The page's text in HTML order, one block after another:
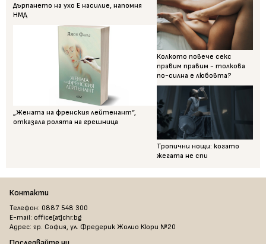
Дърпането на ухо Е насилие, напомня
НМД
„Жената на френския лейтенант“,
отказала ролята на грешница
Колкото повече секс
правим правим - толкова
по-силна е любовта?
Тропични нощи: когато
жегата не спи
Контакти
Телефон: 0887 548 300
E-mail: office[at]chr.bg
Адрес: гр. София, ул. Фредерик Жолио Кюри №20